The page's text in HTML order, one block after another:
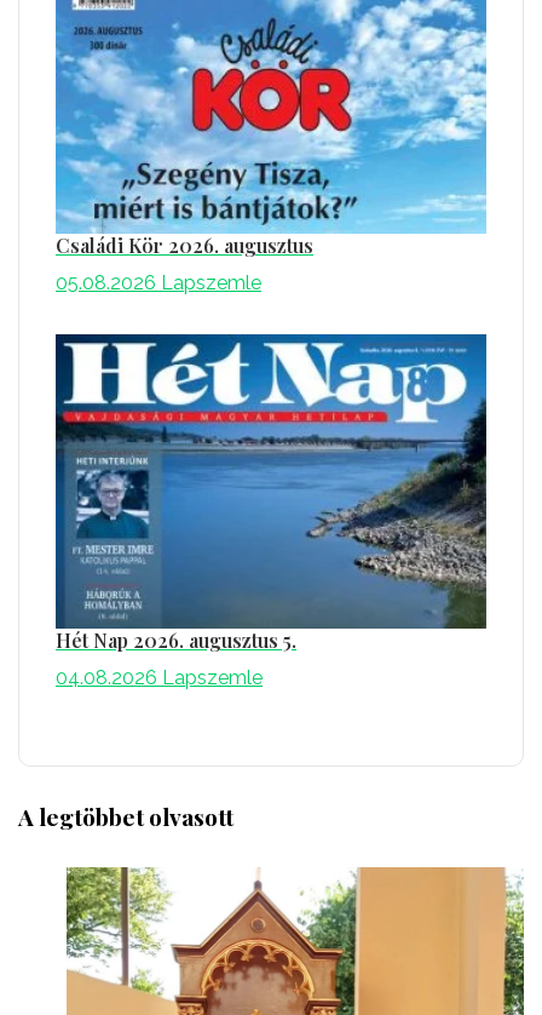
Családi Kör 2026. augusztus
05.08.2026 Lapszemle
Hét Nap 2026. augusztus 5.
04.08.2026 Lapszemle
A legtöbbet olvasott